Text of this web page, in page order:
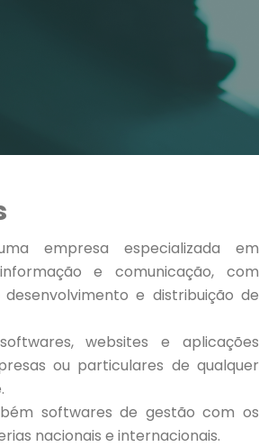
empresa especializada em
e comunicação, com
e distribuição de
websites e aplicações
ou particulares de qualquer
softwares de gestão com os
nacionais e internacionais.